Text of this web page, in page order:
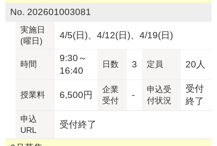
No. 202601003081
実施日
(曜日)
4/5(日)、4/12(日)、4/19(日)
時間
9:30～
16:40
日数 3 定員 20人
授業料 6,500円
企業
受付
-
申込受
付状況
受付
終了
申込
URL
受付終了